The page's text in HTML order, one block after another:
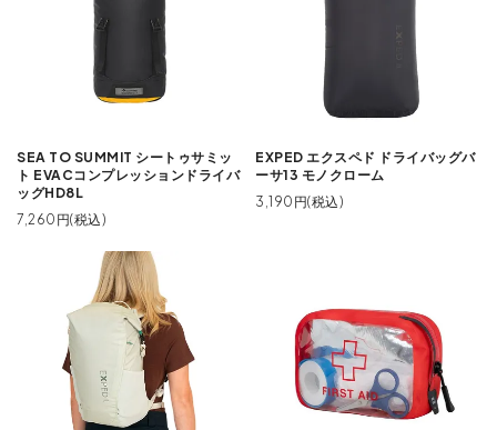
SEA TO SUMMIT シートゥサミッ
ト EVACコンプレッションドライバ
ッグHD8L
7,260円(税込)
EXPED エクスペド ドライバッグバ
ーサ13 モノクローム
3,190円(税込)